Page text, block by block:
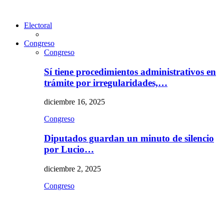
Electoral
Congreso
Congreso
Sí tiene procedimientos administrativos en
trámite por irregularidades,…
diciembre 16, 2025
Congreso
Diputados guardan un minuto de silencio
por Lucio…
diciembre 2, 2025
Congreso